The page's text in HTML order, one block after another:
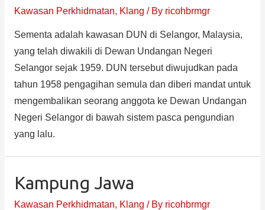
Kawasan Perkhidmatan, Klang / By ricohbrmgr
Sementa adalah kawasan DUN di Selangor, Malaysia,
yang telah diwakili di Dewan Undangan Negeri
Selangor sejak 1959. DUN tersebut diwujudkan pada
tahun 1958 pengagihan semula dan diberi mandat untuk
mengembalikan seorang anggota ke Dewan Undangan
Negeri Selangor di bawah sistem pasca pengundian
yang lalu.
Kampung Jawa
Kawasan Perkhidmatan, Klang / By ricohbrmgr